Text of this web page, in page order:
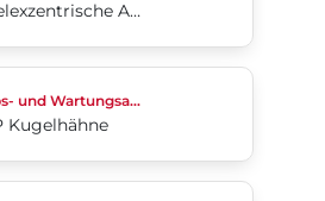
Doppelexzentrische Absperrklappen 4-Cx
Betriebs- und Wartungsanleitung
Kugelhähne
PTFE-auskleidung 2-Cx.